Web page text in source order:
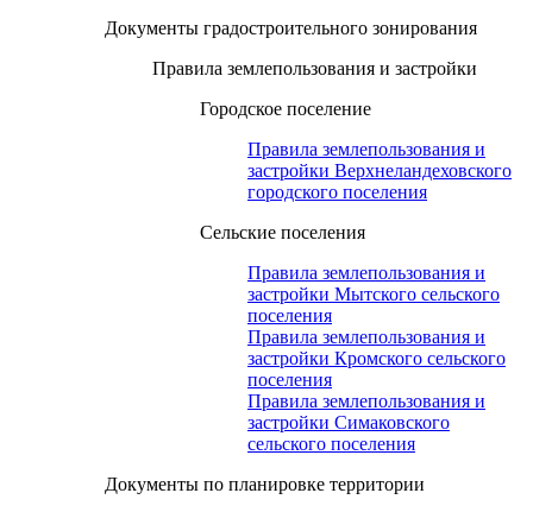
Документы градостроительного зонирования
Правила землепользования и застройки
Городское поселение
Правила землепользования и
застройки Верхнеландеховского
городского поселения
Сельские поселения
Правила землепользования и
застройки Мытского сельского
поселения
Правила землепользования и
застройки Кромского сельского
поселения
Правила землепользования и
застройки Симаковского
сельского поселения
Документы по планировке территории